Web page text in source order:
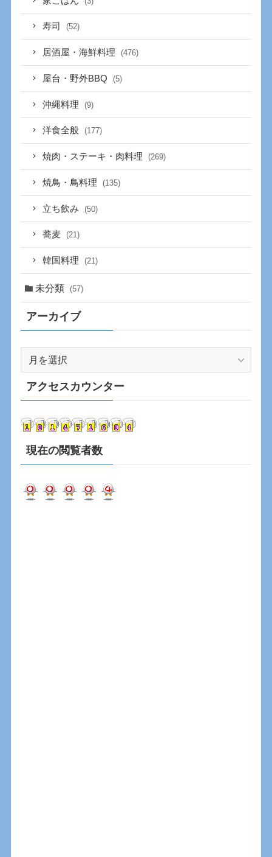
寿司 (52)
居酒屋・海鮮料理 (476)
屋台・野外BBQ (5)
沖縄料理 (9)
洋食全般 (177)
焼肉・ステーキ・肉料理 (269)
焼鳥・鳥料理 (135)
立ち飲み (50)
蕎麦 (21)
韓国料理 (21)
未分類 (57)
アーカイブ
カ
イ
アクセスカウンター
現在の閲覧者数